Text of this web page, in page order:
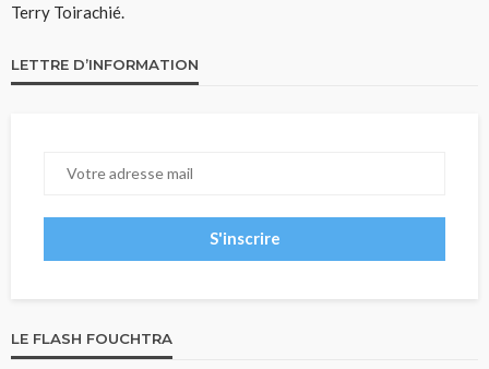
Terry Toirachié.
LETTRE D’INFORMATION
LE FLASH FOUCHTRA